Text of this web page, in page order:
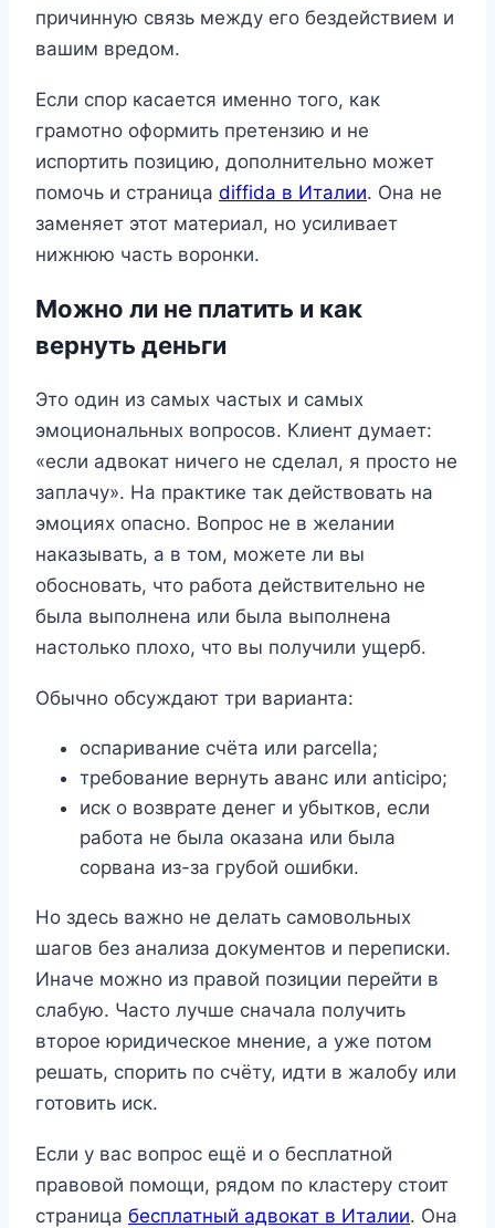
причинную связь между его бездействием и
вашим вредом.
Если спор касается именно того, как
грамотно оформить претензию и не
испортить позицию, дополнительно может
помочь и страница diffida в Италии. Она не
заменяет этот материал, но усиливает
нижнюю часть воронки.
Можно ли не платить и как
вернуть деньги
Это один из самых частых и самых
эмоциональных вопросов. Клиент думает:
«если адвокат ничего не сделал, я просто не
заплачу». На практике так действовать на
эмоциях опасно. Вопрос не в желании
наказывать, а в том, можете ли вы
обосновать, что работа действительно не
была выполнена или была выполнена
настолько плохо, что вы получили ущерб.
Обычно обсуждают три варианта:
оспаривание счёта или parcella;
требование вернуть аванс или anticipo;
иск о возврате денег и убытков, если
работа не была оказана или была
сорвана из-за грубой ошибки.
Но здесь важно не делать самовольных
шагов без анализа документов и переписки.
Иначе можно из правой позиции перейти в
слабую. Часто лучше сначала получить
второе юридическое мнение, а уже потом
решать, спорить по счёту, идти в жалобу или
готовить иск.
Если у вас вопрос ещё и о бесплатной
правовой помощи, рядом по кластеру стоит
страница бесплатный адвокат в Италии. Она